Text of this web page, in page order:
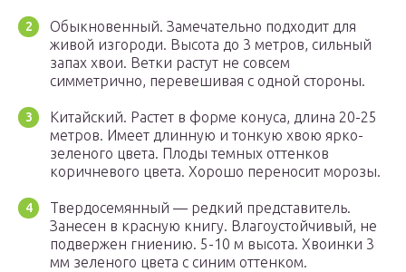
Обыкновенный. Замечательно подходит для
живой изгороди. Высота до 3 метров, сильный
запах хвои. Ветки растут не совсем
симметрично, перевешивая с одной стороны.
Китайский. Растет в форме конуса, длина 20-25
метров. Имеет длинную и тонкую хвою ярко-
зеленого цвета. Плоды темных оттенков
коричневого цвета. Хорошо переносит морозы.
Твердосемянный — редкий представитель.
Занесен в красную книгу. Влагоустойчивый, не
подвержен гниению. 5-10 м высота. Хвоинки 3
мм зеленого цвета с синим оттенком.